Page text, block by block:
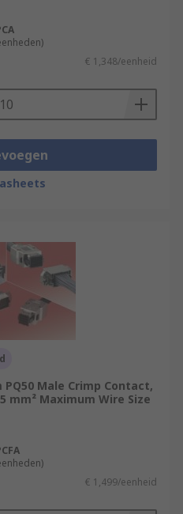
€ 1,348/eenheid
PQ50 Male Crimp Contact,
mm² Maximum Wire Size
€ 1,499/eenheid